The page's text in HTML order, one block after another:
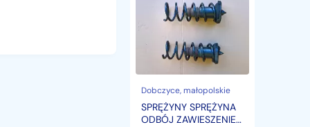
SPRĘŻYNA
ODBÓJ
ZAWIESZENIE
TYŁ
GALAXY
Ford
Galaxy
Dobczyce, małopolskie
SPRĘŻYNY SPRĘŻYNA
ODBÓJ ZAWIESZENIE